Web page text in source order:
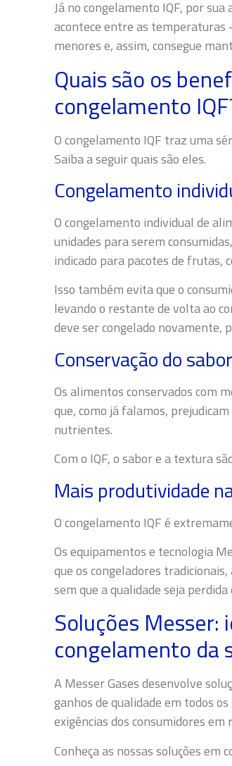
Já no congelamento IQF, por
acontece entre as temperaturas
menores e, assim, consegue
Quais são os
congelamento
O congelamento IQF traz uma
Saiba a seguir quais são eles.
Congelamento
O congelamento individual de
unidades para serem
indicado para pacotes de frutas,
Isso também evita que o
levando o restante de volta ao
deve ser congelado novamente,
Conservação do
Os alimentos conservados com
que, como já falamos,
nutrientes.
Com o IQF, o sabor e a textura
Mais produtividade
O congelamento IQF é
Os equipamentos e tecnologia
que os congeladores
sem que a qualidade seja
Soluções Messer:
congelamento da
A Messer Gases desenvolve
ganhos de qualidade em todos
exigências dos consumidores
Conheça as nossas soluções em